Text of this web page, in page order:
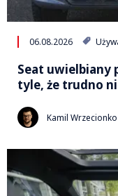
06.08.2026
Seat uwielbiany
tyle, że trudno
Kamil Wrzecionko